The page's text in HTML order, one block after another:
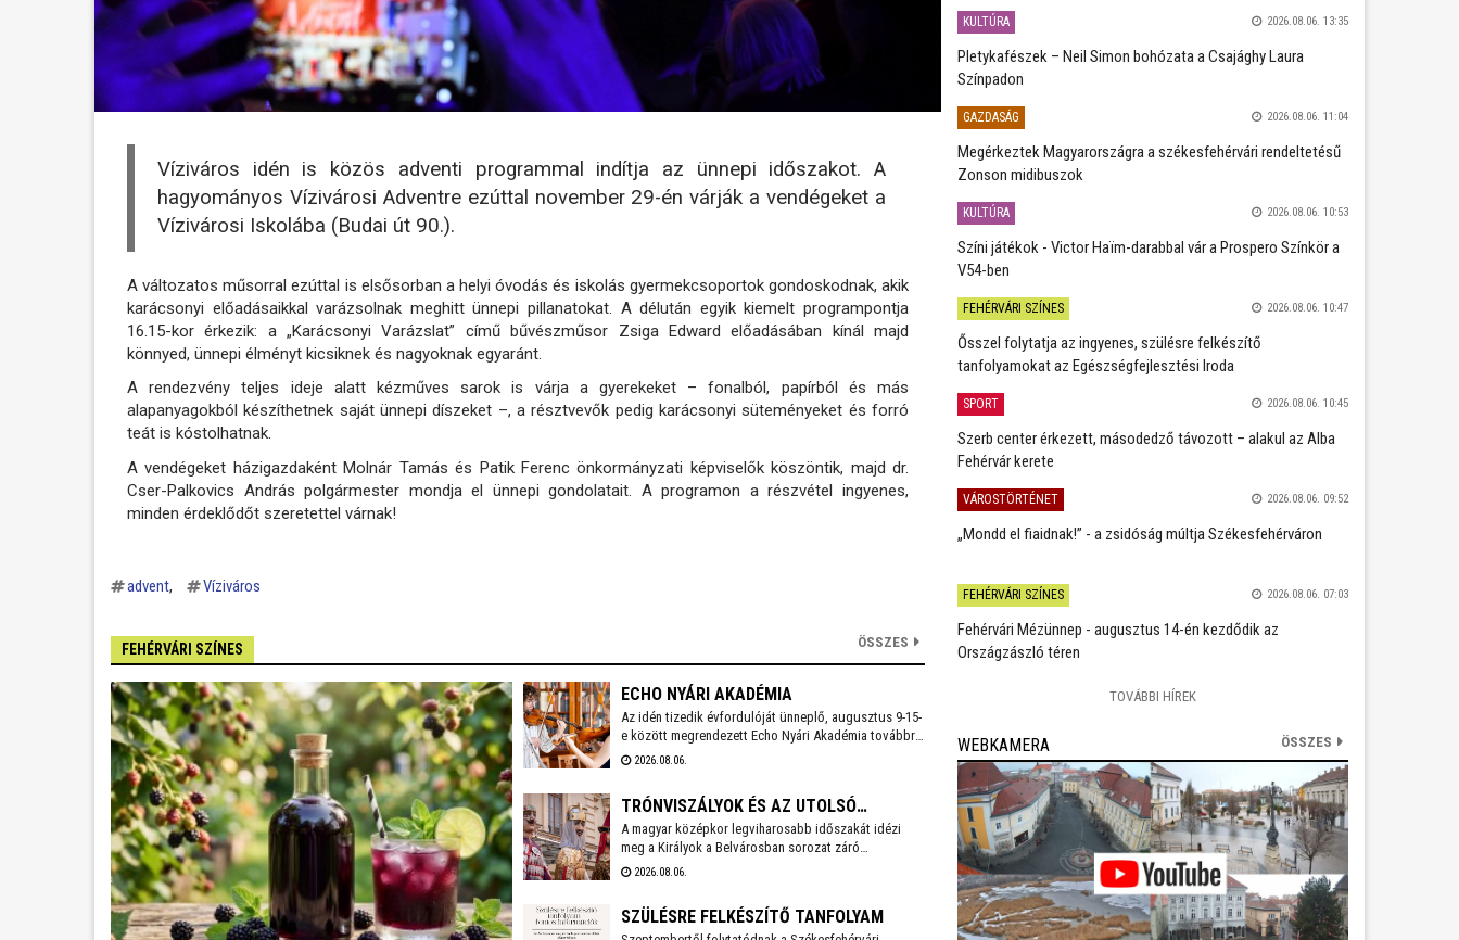
Víziváros idén is közös adventi programmal indítja az ünnepi időszakot. A
hagyományos Vízivárosi Adventre ezúttal november 29-én várják a vendégeket a
Vízivárosi Iskolába (Budai út 90.).
A változatos műsorral ezúttal is elsősorban a helyi óvodás és iskolás gyermekcsoportok gondoskodnak, akik
karácsonyi előadásaikkal varázsolnak meghitt ünnepi pillanatokat. A délután egyik kiemelt programpontja
16.15-kor érkezik: a „Karácsonyi Varázslat” című bűvészműsor Zsiga Edward előadásában kínál majd
könnyed, ünnepi élményt kicsiknek és nagyoknak egyaránt.
A rendezvény teljes ideje alatt kézműves sarok is várja a gyerekeket – fonalból, papírból és más
alapanyagokból készíthetnek saját ünnepi díszeket –, a résztvevők pedig karácsonyi süteményeket és forró
teát is kóstolhatnak.
A vendégeket házigazdaként Molnár Tamás és Patik Ferenc önkormányzati képviselők köszöntik, majd dr.
Cser-Palkovics András polgármester mondja el ünnepi gondolatait. A programon a részvétel ingyenes,
minden érdeklődőt szeretettel várnak!
advent Víziváros
FEHÉRVÁRI SZÍNES ÖSSZES
ECHO NYÁRI AKADÉMIA
Az idén tizedik évfordulóját ünneplő, augusztus 9-15-
e között megrendezett Echo Nyári Akadémia továbbra
is sokkal többet kínál, mint egy hagyományos zenei
történő elvonulásnak köszönhetően az Akadémia
egyedülálló találkozási pontja a művésztanároknak, a
fiatal zenészeknek és a közönségnek.
2026.08.06.
TRÓNVISZÁLYOK ÉS AZ UTOLSÓ
ARANYÁG
A magyar középkor legviharosabb időszakát idézi
meg a Királyok a Belvárosban sorozat záró
felvonulása, mely a nagy hőség miatt a szokásosnál
kísérik.
2026.08.06.
SZÜLÉSRE FELKÉSZÍTŐ TANFOLYAM
KULTÚRA 2026.08.06. 13:35
Pletykafészek – Neil Simon bohózata a Csajághy Laura
Színpadon
GAZDASÁG 2026.08.06. 11:04
Megérkeztek Magyarországra a székesfehérvári rendeltetésű
Zonson midibuszok
KULTÚRA 2026.08.06. 10:53
Színi játékok - Victor Haïm-darabbal vár a Prospero Színkör a
V54-ben
FEHÉRVÁRI SZÍNES 2026.08.06. 10:47
Ősszel folytatja az ingyenes, szülésre felkészítő
tanfolyamokat az Egészségfejlesztési Iroda
SPORT 2026.08.06. 10:45
Szerb center érkezett, másodedző távozott – alakul az Alba
Fehérvár kerete
VÁROSTÖRTÉNET 2026.08.06. 09:52
„Mondd el fiaidnak!” - a zsidóság múltja Székesfehérváron
FEHÉRVÁRI SZÍNES 2026.08.06. 07:03
Fehérvári Mézünnep - augusztus 14-én kezdődik az
Országzászló téren
TOVÁBBI HÍREK
WEBKAMERA ÖSSZES